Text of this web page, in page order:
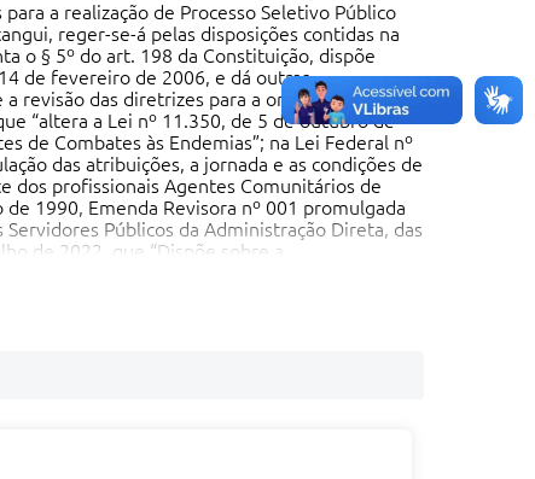
a realização de Processo Seletivo Público
reger-se-á pelas disposições contidas na
o § 5º do art. 198 da Constituição, dispõe
de fevereiro de 2006, e dá outras
revisão das diretrizes para a organização da
“altera a Lei nº 11.350, de 5 de outubro de
de Combates às Endemias”; na Lei Federal nº
das atribuições, a jornada e as condições de
dos profissionais Agentes Comunitários de
1990, Emenda Revisora nº 001 promulgada
Públicos da Administração Direta, das
de 2022, que “Dispõe sobre a
âmbito do Município de Pitangui e dá outras
de 1990, Emenda Revisora nº 001